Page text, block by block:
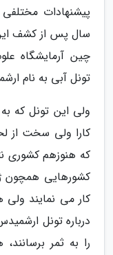
پیشنهادات
سال پس از کشف این
چین آرمایشگاه
تونل آبی به نام
ولی این تونل که
کارا ولی سخت از
که هنوزهم کشوری
کشورهایی همچون
کار می نمایند ولی
درباره تونل
را به ثمر